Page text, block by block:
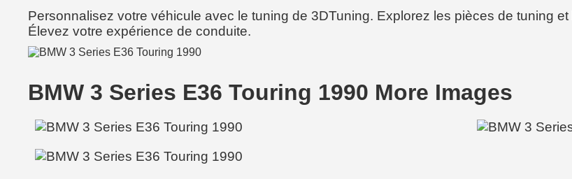
Personnalisez votre véhicule avec le tuning de 3DTuning. Explorez les pièces de tuning
Élevez votre expérience de conduite.
BMW 3 Series E36 Touring 1990 More Images